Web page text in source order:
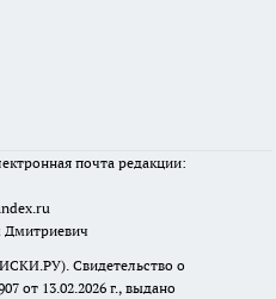
почта редакции:
Дмитриевич
Свидетельство о
от 13.02.2026 г., выдано